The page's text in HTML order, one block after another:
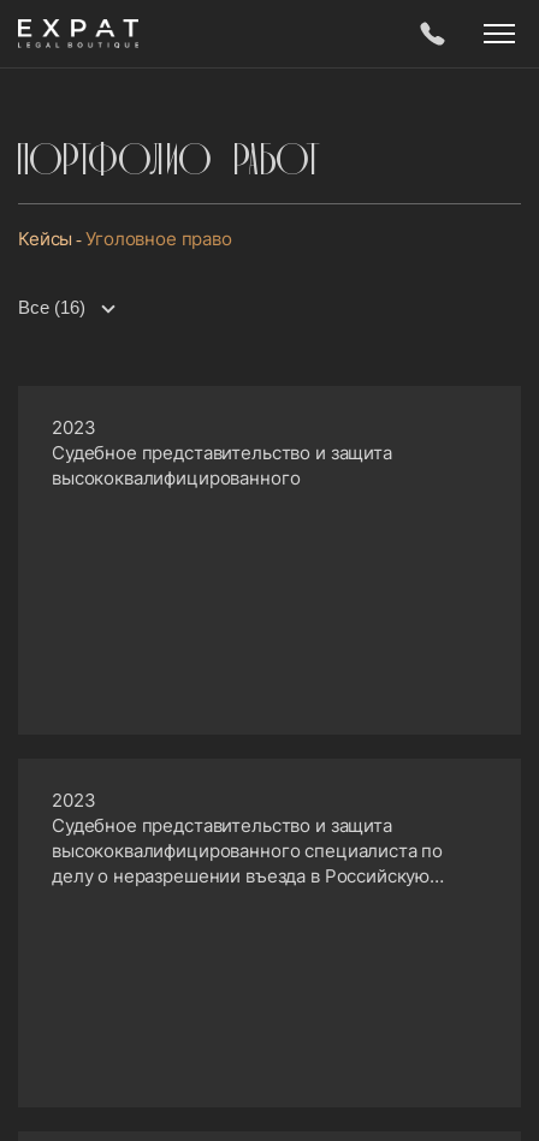
Портфолио работ
Кейсы Уголовное право
Все (16)
2023
Судебное представительство и защита
высококвалифицированного
2023
Судебное представительство и защита
высококвалифицированного специалиста по
делу о неразрешении въезда в Российскую